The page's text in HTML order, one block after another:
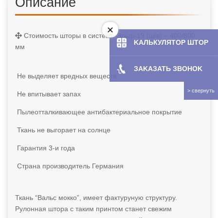
Стоимость шторы в системе Эльф-19 (ш/в) – 400/800
мм
Не выделяет вредных веществ
Не впитывает запах
Пылеотталкивающее антибактериальное покрытие
Ткань не выгорает на солнце
Гарантия 3-и года
Страна производитель Германия
Ткань “Вальс мокко”, имеет фактуруную структуру.
Рулонная штора с таким принтом станет свежим
KAЛЬКУЛЯТOP ШТОР
ЗAKAЗATЬ ЗBOHOK